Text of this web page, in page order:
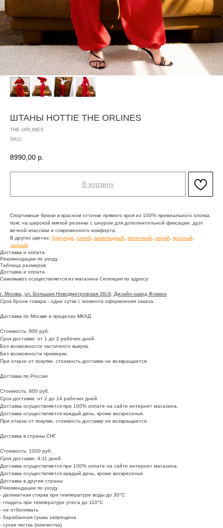
ШТАНЫ HOTTIE THE ORLINES
THE ORLINES
SKU:
8990,00 р.
В корзину
Спортивные брюки в красном оттенке прямого кроя из 100% премиального хлопка.
пояс на широкой мягкой резинке с шнуром для дополнительной фиксации. дуэт
вечной классики и современного комфорта.
В других цветах: бургунди синий шоколадный молочный серый красный
черный
Доставка и оплата
Рекомендации по уходу
Таблица размеров
Доставка и оплата
Самовывоз осуществляется из магазина Селекция по адресу:
г. Москва, ул. Большая Новодмитровская 36с9, Дизайн-завод Флакон
Срок брони товара - одни сутки с момента оформления заказа.
Доставка по Москве в пределах МКАД
Стоимость: 800 руб.
Срок доставки: от 1 до 2 рабочих дней.
Без возможности частичного выкупа.
Без возможности примерки.
При отказе от покупки, стоимость доставки не возвращается.
Доставка по России
Стоимость: 800 руб.
Срок доставки: от 2 до 14 рабочих дней.
Доставка осуществляется при 100% оплате на сайте интернет магазина.
Доставка осуществляется каждый день, кроме воскресенья.
При отказе от покупки, стоимость доставки не возвращается.
Доставка в страны СНГ
Стоимость: 1000 руб.
Срок доставки: 4-11 дней.
Доставка осуществляется при 100% оплате на сайте интернет магазина.
Доставка осуществляется каждый день, кроме воскресенья.
Доставка в другие страны
Рекомендации по уходу
- деликатная стирка при температуре воды до 30°C
- гладить при температуре утюга до 110°C
- не отбеливать
- барабанная сушка запрещена
- сухая чистка (химчистка)